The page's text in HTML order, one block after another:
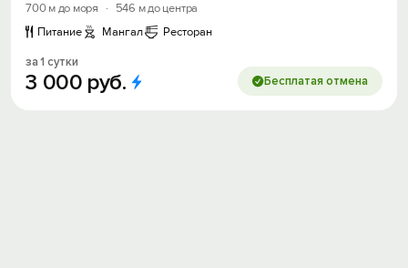
700 м до моря
·
546 м до центра
Питание
Мангал Ресторан
за 1 сутки
3 000 руб. Бесплатая отмена